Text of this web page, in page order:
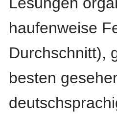
haufenweise
Durchschnitt),
besten